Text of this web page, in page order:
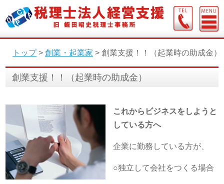
トップ> 創業・起業家 > 創業支援！！（起業時の助成金）
創業支援！！（起業時の助成金）
これからビジネスをしようと
している方へ
企業に勤務している方が、
○独立して会社をつくる場合